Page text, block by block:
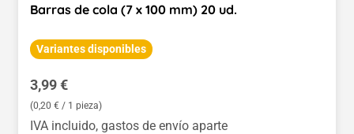
Barras de cola (7 x 100 mm) 20 ud.
Variantes disponibles
Precio normal:
3,99 €
(0,20 € / 1 pieza)
IVA incluido, gastos de envío aparte